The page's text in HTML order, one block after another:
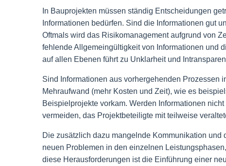
In Bauprojekten müssen ständig Entscheidungen
Informationen bedürfen. Sind die Informationen gut
Oftmals wird das Risikomanagement aufgrund von
fehlende Allgemeingültigkeit von Informationen und
auf allen Ebenen führt zu Unklarheit und
Sind Informationen aus vorhergehenden Prozessen
Mehraufwand (mehr Kosten und Zeit), wie es
Beispielprojekte vorkam. Werden Informationen
vermeiden, das Projektbeteiligte mit teilweise
Die zusätzlich dazu mangelnde Kommunikation
neuen Problemen in den einzelnen
diese Herausforderungen ist die Einführung einer